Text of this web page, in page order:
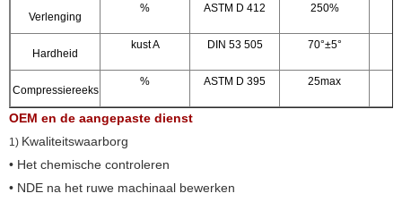
Verlenging
% ASTM D 412 250%
Hardheid
kust A DIN 53 505 70°±5°
Compressiereeks
% ASTM D 395 25max
OEM en de aangepaste dienst
1) Kwaliteitswaarborg
• Het chemische controleren
• NDE na het ruwe machinaal bewerken